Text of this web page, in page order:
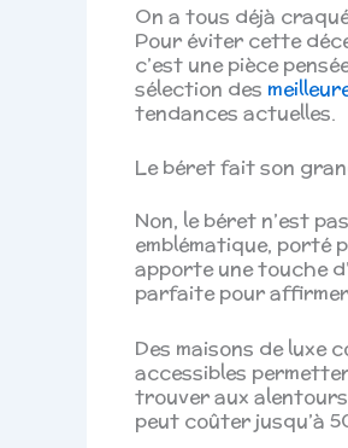
On a tous déjà
Pour éviter cette
c’est une pièce
sélection des
tendances actuelles.
Le béret fait son
Non, le béret n’est
emblématique, porté
apporte une touche
parfaite pour
Des maisons de luxe
accessibles
trouver aux
peut coûter jusqu’à